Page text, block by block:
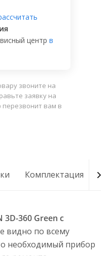
центр в
звоните на
заявку на
вам в
Комплектация
360 Green с
видно по всему
необходимый прибор